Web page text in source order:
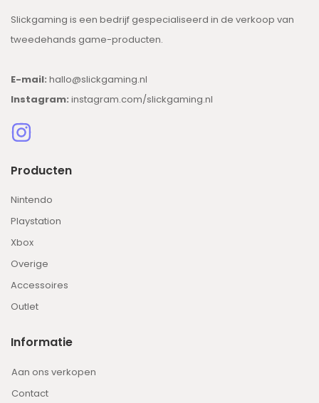
Slickgaming is een bedrijf gespecialiseerd in de verkoop van
tweedehands game-producten.
E-mail: hallo@slickgaming.nl
Instagram: instagram.com/slickgaming.nl
Producten
Nintendo
Playstation
Xbox
Overige
Accessoires
Outlet
Informatie
Aan ons verkopen
Contact